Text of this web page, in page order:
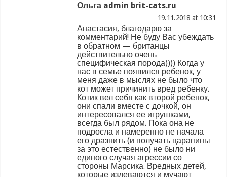
Ольга admin brit-cats.ru
at
Анастасия, благодарю за
комментарий! Не буду Вас убеждать
в обратном — британцы
действительно очень
специфическая порода)))) Когда у
нас в семье появился ребенок, у
меня даже в мыслях не было что
кот может причинить вред ребенку.
Котик вел себя как второй ребенок,
они спали вместе с дочкой, он
интересовался ее игрушками,
всегда был рядом. Пока она не
подросла и намеренно не начала
его дразнить (и получать царапины
за это естественно) не было ни
единого случая агрессии со
стороны Марсика. Вредных детей,
которые издеваются и мучают